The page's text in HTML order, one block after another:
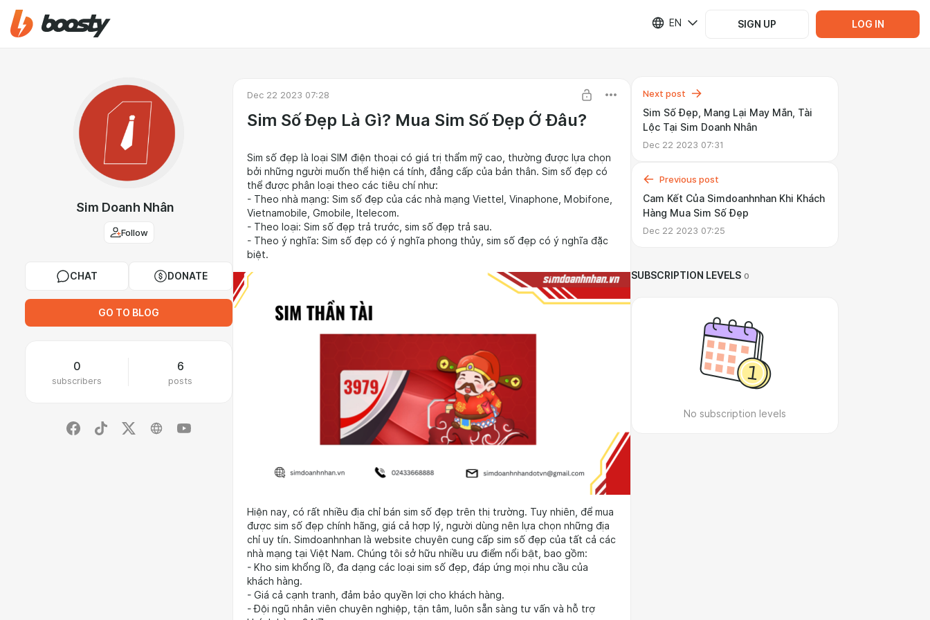
EN SIGN UP LOG IN
Sim Doanh Nhân
Follow
CHAT DONATE
GO TO BLOG
0
subscribers
6
posts
Dec 22 2023 07:28
Sim Số Đẹp Là Gì? Mua Sim Số Đẹp Ở Đâu?
Sim số đẹp là loại SIM điện thoại có giá trị thẩm mỹ cao, thường được lựa chọn
bởi những người muốn thể hiện cá tính, đẳng cấp của bản thân. Sim số đẹp có
thể được phân loại theo các tiêu chí như:
- Theo nhà mạng: Sim số đẹp của các nhà mạng Viettel, Vinaphone, Mobifone,
Vietnamobile, Gmobile, Itelecom.
- Theo loại: Sim số đẹp trả trước, sim số đẹp trả sau.
- Theo ý nghĩa: Sim số đẹp có ý nghĩa phong thủy, sim số đẹp có ý nghĩa đặc
biệt.
Hiện nay, có rất nhiều địa chỉ bán sim số đẹp trên thị trường. Tuy nhiên, để mua
được sim số đẹp chính hãng, giá cả hợp lý, người dùng nên lựa chọn những địa
chỉ uy tín. Simdoanhnhan là website chuyên cung cấp sim số đẹp của tất cả các
nhà mạng tại Việt Nam. Chúng tôi sở hữu nhiều ưu điểm nổi bật, bao gồm:
- Kho sim khổng lồ, đa dạng các loại sim số đẹp, đáp ứng mọi nhu cầu của
khách hàng.
- Giá cả cạnh tranh, đảm bảo quyền lợi cho khách hàng.
- Đội ngũ nhân viên chuyên nghiệp, tận tâm, luôn sẵn sàng tư vấn và hỗ trợ
Next post
Sim Số Đẹp, Mang Lại May Mắn, Tài
Lộc Tại Sim Doanh Nhân
Dec 22 2023 07:31
Previous post
Cam Kết Của Simdoanhnhan Khi Khách
Hàng Mua Sim Số Đẹp
Dec 22 2023 07:25
SUBSCRIPTION LEVELS 0
No subscription levels